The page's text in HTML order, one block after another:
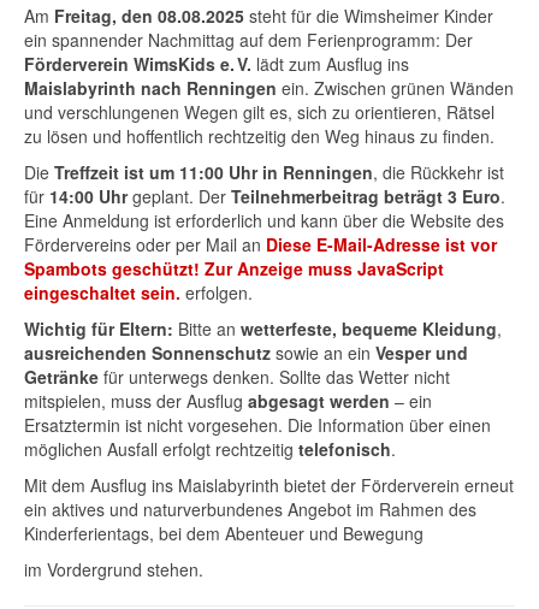
Am Freitag, den 08.08.2025 steht für die Wimsheimer Kinder
ein spannender Nachmittag auf dem Ferienprogramm: Der
Förderverein WimsKids e. V. lädt zum Ausflug ins
Maislabyrinth nach Renningen ein. Zwischen grünen Wänden
und verschlungenen Wegen gilt es, sich zu orientieren, Rätsel
zu lösen und hoffentlich rechtzeitig den Weg hinaus zu finden.
Die Treffzeit ist um 11:00 Uhr in Renningen, die Rückkehr ist
für 14:00 Uhrgeplant. Der Teilnehmerbeitrag beträgt 3 Euro.
Eine Anmeldung ist erforderlich und kann über die Website des
Fördervereins oder per Mail an Diese E-Mail-Adresse ist vor
Spambots geschützt! Zur Anzeige muss JavaScript
eingeschaltet sein. erfolgen.
Wichtig für Eltern: Bitte an wetterfeste, bequeme Kleidung,
ausreichenden Sonnenschutz sowie an ein Vesper und
Getränke für unterwegs denken. Sollte das Wetter nicht
mitspielen, muss der Ausflug abgesagt werden – ein
Ersatztermin ist nicht vorgesehen. Die Information über einen
möglichen Ausfall erfolgt rechtzeitig telefonisch.
Mit dem Ausflug ins Maislabyrinth bietet der Förderverein erneut
ein aktives und naturverbundenes Angebot im Rahmen des
Kinderferientags, bei dem Abenteuer und Bewegung
im Vordergrund stehen.